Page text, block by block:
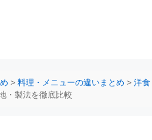
> 料理・メニューの違いまとめ > 洋食
・製法を徹底比較